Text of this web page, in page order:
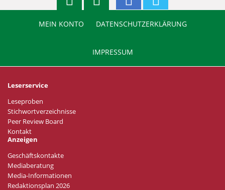
MEIN KONTO DATENSCHUTZERKLÄRUNG
IMPRESSUM
Leserservice
Leseproben
Stichwortverzeichnisse
Peer Review Board
Kontakt
Anzeigen
Geschäftskontakte
Mediaberatung
Media-Informationen
Redaktionsplan 2026